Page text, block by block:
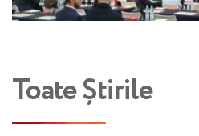
Toate Știrile